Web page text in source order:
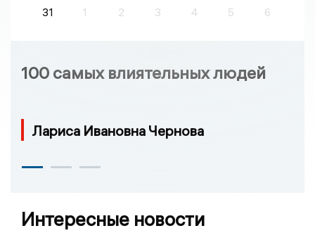
31
1 2 3 4 5 6
100 самых влиятельных людей
Лариса Ивановна Чернова
Интересные новости